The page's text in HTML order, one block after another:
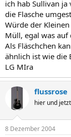
ich hab Sullivan
die Flasche
Würde der
Müll, egal was auf
Als Fläschchen
ähnlich ist wie die
LG MIra
flussrose
hier und jetzt
8 Dezember 2004